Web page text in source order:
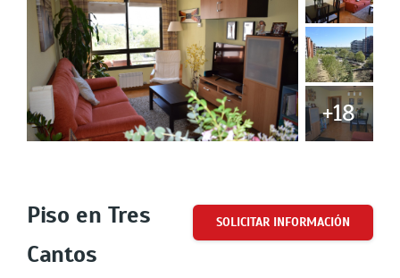
+18
Piso en Tres
Cantos
SOLICITAR INFORMACIÓN